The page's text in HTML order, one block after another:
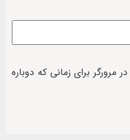
مرورگر برای زمانی که دوباره